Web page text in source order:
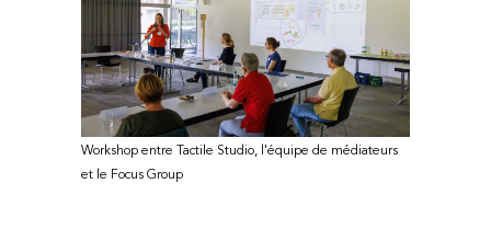
Workshop entre Tactile Studio, l'équipe de médiateurs
et le Focus Group